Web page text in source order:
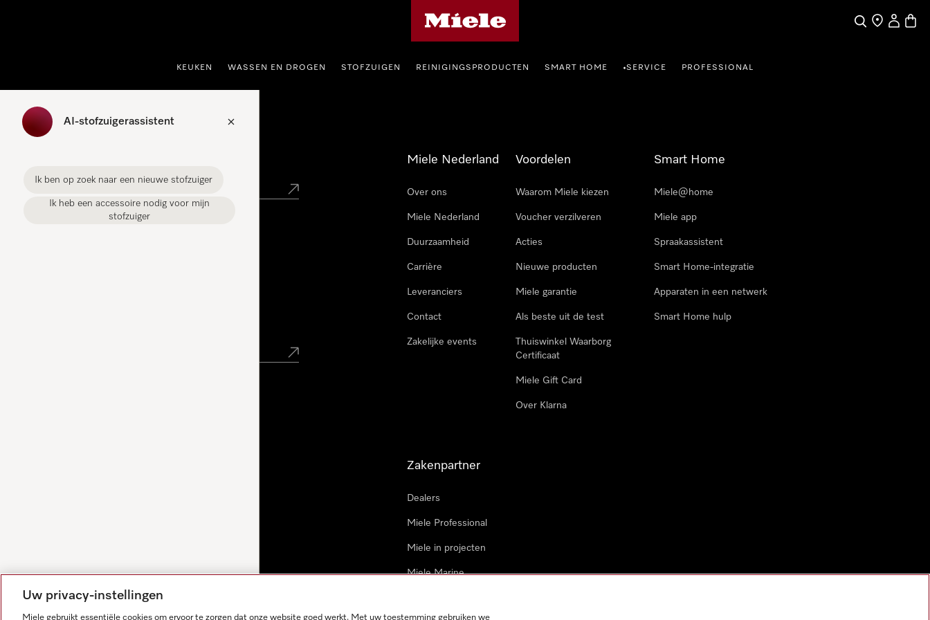
Wat zoek je?
Dealer zoeken
Mijn
KEUKEN WASSEN EN DROGEN STOFZUIGEN REINIGINGSPRODUCTEN SMART HOME •SERVICE PROFESSIONAL
AI-stofzuigerassistent
Ik ben op zoek naar een nieuwe stofzuiger
Ik heb een accessoire nodig voor mijn
stofzuiger
Miele Nederland
Over ons
Miele Nederland
Duurzaamheid
Carrière
Leveranciers
Contact
Zakelijke events
Voordelen
Waarom Miele kiezen
Voucher verzilveren
Acties
Nieuwe producten
Miele garantie
Als beste uit de test
Thuiswinkel Waarborg
Certificaat
Miele Gift Card
Over Klarna
Smart Home
Miele@home
Miele app
Spraakassistent
Smart Home-integratie
Apparaten in een netwerk
Smart Home hulp
Zakenpartner
Dealers
Miele Professional
Miele in projecten
Miele Marine
Uw privacy-instellingen
Miele gebruikt essentiële cookies om ervoor te zorgen dat onze website goed werkt. Met uw toestemming gebruiken we